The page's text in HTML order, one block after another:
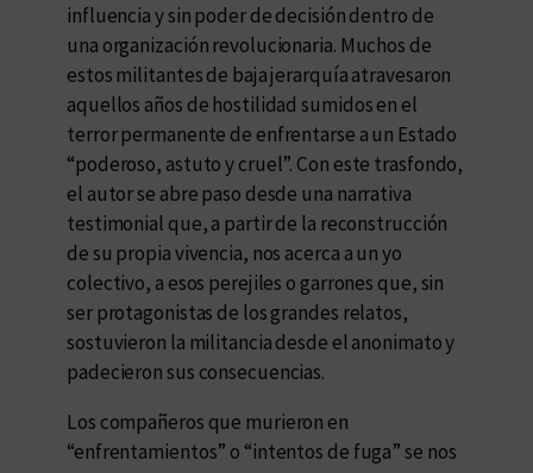
influencia y sin poder de decisión dentro de
una organización revolucionaria. Muchos de
estos militantes de baja jerarquía atravesaron
aquellos años de hostilidad sumidos en el
terror permanente de enfrentarse a un Estado
“poderoso, astuto y cruel”. Con este trasfondo,
el autor se abre paso desde una narrativa
testimonial que, a partir de la reconstrucción
de su propia vivencia, nos acerca a un yo
colectivo, a esos perejiles o garrones que, sin
ser protagonistas de los grandes relatos,
sostuvieron la militancia desde el anonimato y
padecieron sus consecuencias.
Los compañeros que murieron en
“enfrentamientos” o “intentos de fuga” se nos